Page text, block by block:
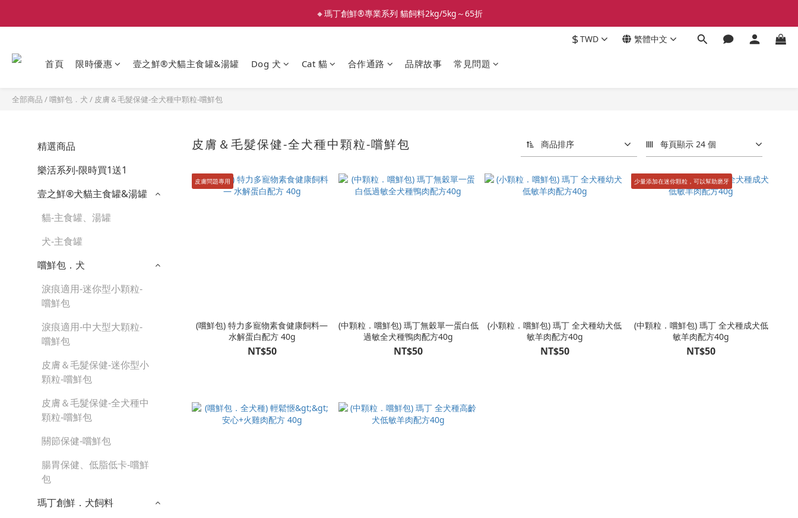
🔸瑪丁創鮮®專業系列 貓飼料2kg/5kg～65折
$TWD 繁體中文
首頁 限時優惠 壹之鮮®犬貓主食罐&湯罐 Dog 犬 Cat 貓 合作通路 品牌故事 常見問題
全部商品 /嚐鮮包．犬 / 皮膚＆毛髮保健-全犬種中顆粒-嚐鮮包
精選商品
樂活系列-限時買1送1
壹之鮮®犬貓主食罐&湯罐
貓-主食罐、湯罐
犬-主食罐
嚐鮮包．犬
淚痕適用-迷你型小顆粒-
嚐鮮包
淚痕適用-中大型大顆粒-
嚐鮮包
皮膚＆毛髮保健-迷你型小
顆粒-嚐鮮包
皮膚＆毛髮保健-全犬種中
顆粒-嚐鮮包
關節保健-嚐鮮包
腸胃保健、低脂低卡-嚐鮮
包
瑪丁創鮮．犬飼料
皮膚＆毛髮保健-全犬種中顆粒-嚐鮮包 商品排序 每頁顯示 24 個
皮膚問題專用
(嚐鮮包) 特力多寵物素食健康飼料—
水解蛋白配方 40g
NT$50
(中顆粒．嚐鮮包) 瑪丁無穀單一蛋白低
過敏全犬種鴨肉配方40g
NT$50
(小顆粒．嚐鮮包) 瑪丁 全犬種幼犬低
敏羊肉配方40g
NT$50
少量添加在迷你顆粒，可以幫助磨牙
(中顆粒．嚐鮮包) 瑪丁 全犬種成犬低
敏羊肉配方40g
NT$50